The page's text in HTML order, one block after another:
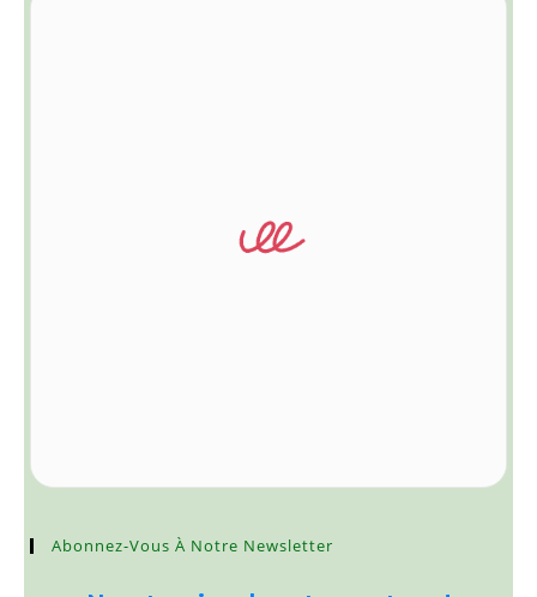
Abonnez-Vous À Notre Newsletter